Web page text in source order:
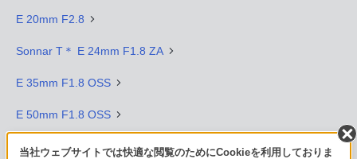
E 20mm F2.8
Sonnar T＊ E 24mm F1.8 ZA
E 35mm F1.8 OSS
E 50mm F1.8 OSS
マクロレンズ（Eマウント用）
当社ウェブサイトでは快適な閲覧のためにCookieを利用しておりま